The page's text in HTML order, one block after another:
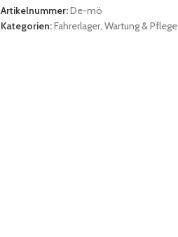
Artikelnummer:De-mö
Kategorien:Fahrerlager, Wartung & Pflege